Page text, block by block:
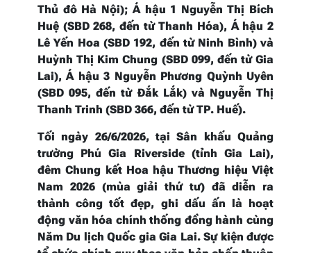
Thủ đô Hà Nội); Á hậu 1 Nguyễn Thị Bích
Huệ (SBD 268, đến từ Thanh Hóa), Á hậu 2
Lê Yến Hoa (SBD 192, đến từ Ninh Bình) và
Huỳnh Thị Kim Chung (SBD 099, đến từ Gia
Lai), Á hậu 3 Nguyễn Phương Quỳnh Uyên
(SBD 095, đến từ Đắk Lắk) và Nguyễn Thị
Thanh Trinh (SBD 366, đến từ TP. Huế).
Tối ngày 26/6/2026, tại Sân khấu Quảng
trường Phú Gia Riverside (tỉnh Gia Lai),
đêm Chung kết Hoa hậu Thương hiệu Việt
Nam 2026 (mùa giải thứ tư) đã diễn ra
thành công tốt đẹp, ghi dấu ấn là hoạt
động văn hóa chính thống đồng hành cùng
Năm Du lịch Quốc gia Gia Lai. Sự kiện được